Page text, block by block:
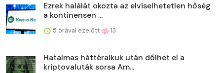
Ezrek halálát okozta az elviselhetetlen hőség
a kontinensen ...
5 órával ezelőtt 13
Hatalmas háttéralkuk után dőlhet el a
kriptovaluták sorsa Am...